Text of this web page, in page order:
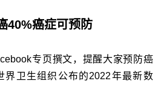
40%癌症可预防
专页撰文，提醒大家预防癌
界卫生组织公布的2022年最新数